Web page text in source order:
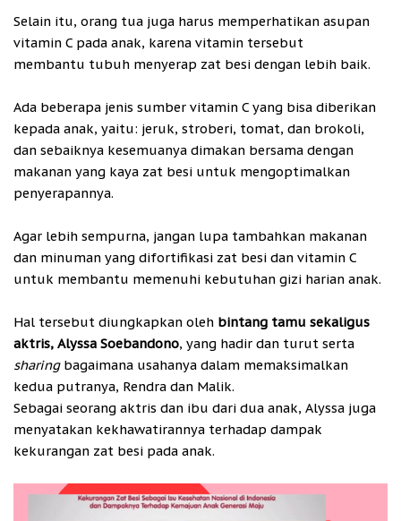
Selain itu, orang tua juga harus memperhatikan asupan
vitamin C pada anak, karena vitamin tersebut
membantu tubuh menyerap zat besi dengan lebih baik.
Ada beberapa jenis sumber vitamin C yang bisa diberikan
kepada anak, yaitu: jeruk, stroberi, tomat, dan brokoli,
dan sebaiknya kesemuanya dimakan bersama dengan
makanan yang kaya zat besi untuk mengoptimalkan
penyerapannya.
Agar lebih sempurna, jangan lupa tambahkan makanan
dan minuman yang difortifikasi zat besi dan vitamin C
untuk membantu memenuhi kebutuhan gizi harian anak.
Hal tersebut diungkapkan oleh bintang tamu sekaligus
aktris, Alyssa Soebandono, yang hadir dan turut serta
sharing bagaimana usahanya dalam memaksimalkan
kedua putranya, Rendra dan Malik.
Sebagai seorang aktris dan ibu dari dua anak, Alyssa juga
menyatakan kekhawatirannya terhadap dampak
kekurangan zat besi pada anak.